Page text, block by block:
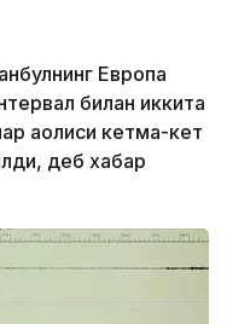
Европа
билан иккита
аҳолиси кетма-кет
деб хабар